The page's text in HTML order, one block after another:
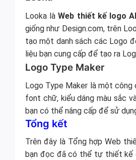
Looka làWeb thiết kế logo AI
giống như Design.com, trên
tạo một danh sách các Logo
liệu bạn cung cấp để tạo ra
Logo Type Maker
Logo Type Maker là một
font chữ, kiểu dáng màu sắc
bạn có thể nâng cấp để sử
Tổng kết
Trên đây là Tổng hợp Web
bạn đọc đã có thể tự thiết kế